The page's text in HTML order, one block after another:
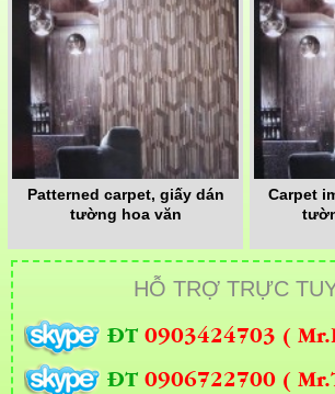
Patterned carpet, giấy dán
tường hoa văn
Carpet
HỖ TRỢ TRỰC
ĐT 0903424703 (
ĐT 0906722700 (